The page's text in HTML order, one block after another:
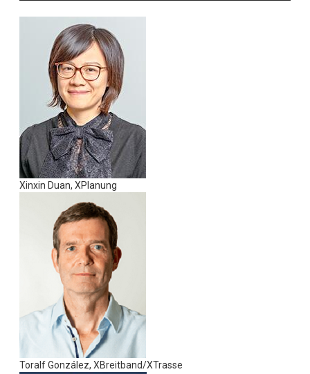
Xinxin Duan, XPlanung
Toralf González, XBreitband/XTrasse